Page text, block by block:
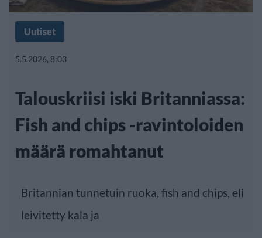
Uutiset
5.5.2026, 8:03
Talouskriisi iski Britanniassa:
Fish and chips -ravintoloiden
määrä romahtanut
Britannian tunnetuin ruoka, fish and chips, eli
leivitetty kala ja